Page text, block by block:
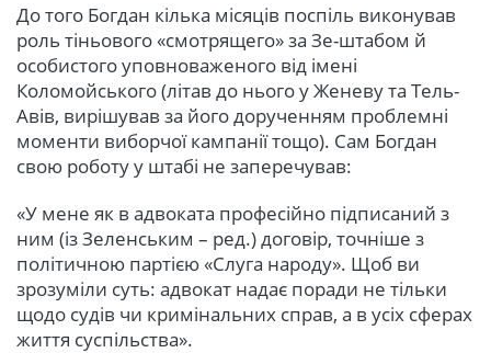
До того Богдан кілька місяців поспіль виконував
роль тіньового «смотрящего» за Зе-штабом й
особистого уповноваженого від імені
Коломойського (літав до нього у Женеву та Тель-
Авів, вирішував за його дорученням проблемні
моменти виборчої кампанії тощо). Сам Богдан
свою роботу у штабі не заперечував:
«У мене як в адвоката професійно підписаний з
ним (із Зеленським – ред.) договір, точніше з
політичною партією «Слуга народу». Щоб ви
зрозуміли суть: адвокат надає поради не тільки
щодо судів чи кримінальних справ, а в усіх сферах
життя суспільства».